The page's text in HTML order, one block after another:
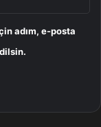
adım, e-posta